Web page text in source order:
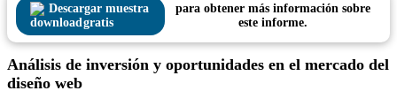
Descargar muestra
gratis
para obtener más información sobre
este informe.
Análisis de inversión y oportunidades en el mercado del
diseño web